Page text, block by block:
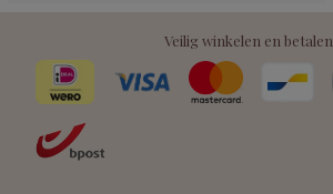
Veilig winkelen en betalen